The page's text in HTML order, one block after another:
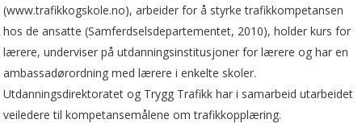
(www.trafikkogskole.no), arbeider for å styrke trafikkompetansen
hos de ansatte (Samferdselsdepartementet, 2010), holder kurs for
lærere, underviser på utdanningsinstitusjoner for lærere og har en
ambassadørordning med lærere i enkelte skoler.
Utdanningsdirektoratet og Trygg Trafikk har i samarbeid utarbeidet
veiledere til kompetansemålene om trafikkopplæring.